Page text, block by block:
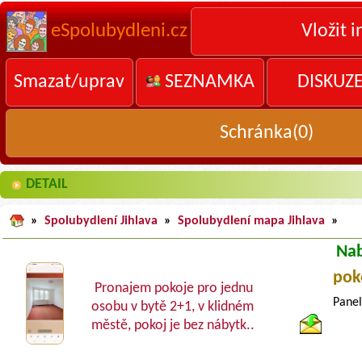
eSpolubydleni.cz Vložit
Smazat/uprav SEZNAMKA
Schránka(0)
DETAIL
» Spolubydlení Jihlava » Spolubydlení mapa Jihlava »
Pronajem pokoje pro jednu
osobu v bytě 2+1, v klidném
městě, pokoj je bez nábytk..